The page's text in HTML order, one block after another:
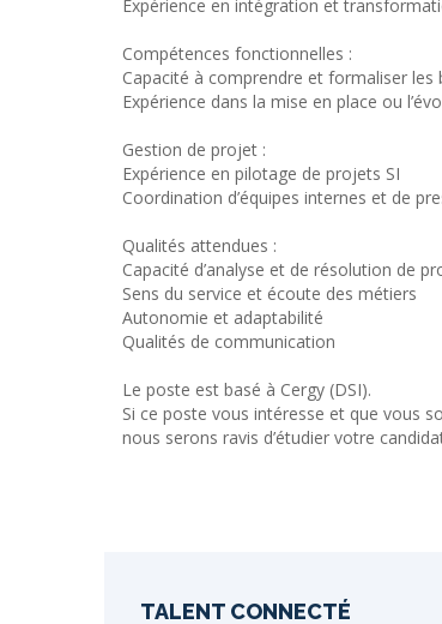
Expérience en intégration et
Compétences fonctionnelles :
Capacité à comprendre et formaliser les
Expérience dans la mise en place ou
Gestion de projet :
Expérience en pilotage de projets SI
Coordination d’équipes internes et de
Qualités attendues :
Capacité d’analyse et de résolution de
Sens du service et écoute des métiers
Autonomie et adaptabilité
Qualités de communication
Le poste est basé à Cergy (DSI).
Si ce poste vous intéresse et que vous
nous serons ravis d’étudier votre
TALENT CONNECTÉ